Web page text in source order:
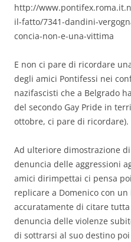
http://
il-fatto/7341-dandini-
concia-non-e-una-vittima
E non ci pare di ricordare
degli amici Pontifessi nei
nazifascisti che a Belgrado
del secondo Gay Pride in
ottobre, ci pare di ricordare).
Ad ulteriore dimostrazione
denuncia delle aggressioni
amici dirimpettai ci pensa
replicare a Domenico con
accuratamente di citare
denuncia delle violenze
di sottrarsi al suo destino